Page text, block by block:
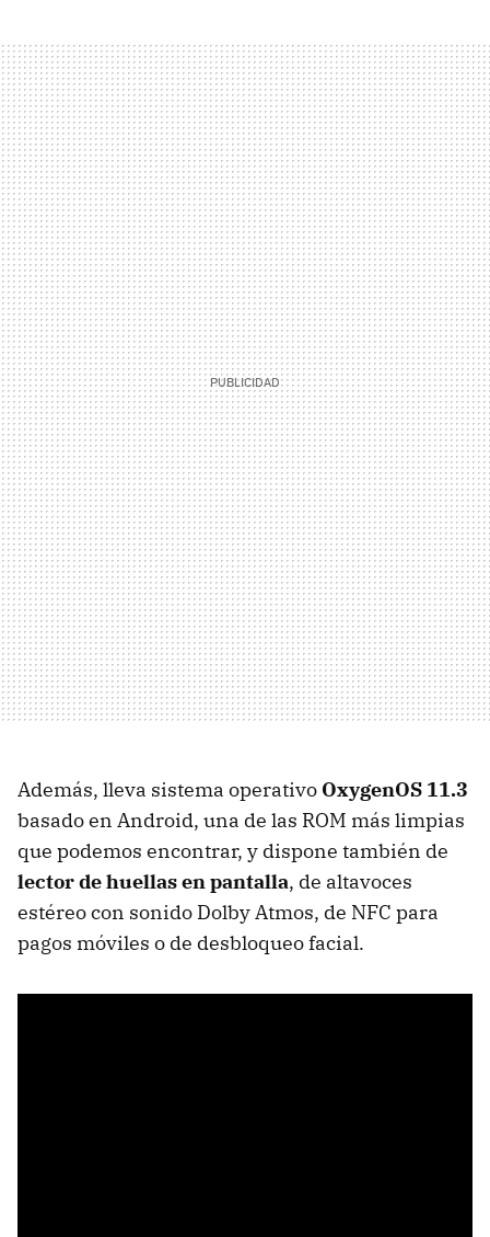
Además, lleva sistema operativo OxygenOS 11.3
basado en Android, una de las ROM más limpias
que podemos encontrar, y dispone también de
lector de huellas en pantalla, de altavoces
estéreo con sonido Dolby Atmos, de NFC para
pagos móviles o de desbloqueo facial.